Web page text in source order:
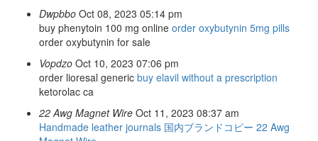
Dwpbbo Oct 08, 2023 05:14 pm
buy phenytoin 100 mg online order oxybutynin 5mg pills
order oxybutynin for sale
Vopdzo Oct 10, 2023 07:06 pm
order lioresal generic buy elavil without a prescription
ketorolac ca
22 Awg Magnet Wire Oct 11, 2023 08:37 am
Handmade leather journals 国内ブランドコピー 22 Awg